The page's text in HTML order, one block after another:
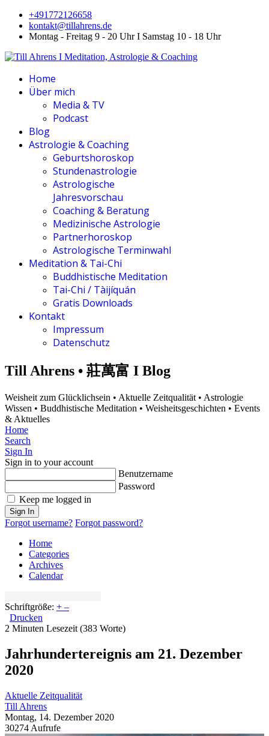
+491772126658
kontakt@tillahrens.de
Montag - Freitag 9 - 20 Uhr I Samstag 10 - 18 Uhr
Home
Über mich
Media & TV
Podcast
Blog
Astrologie & Coaching
Geburtshoroskop
Stundenastrologie
Astrologische
Jahresvorschau
Coaching & Beratung
Medizinische Astrologie
Partnerhoroskop
Astrologische Terminwahl
Meditation & Tai-Chi
Buddhistische Meditation
Tai-Chi / Tàijíquán
Gratis Downloads
Kontakt
Impressum
Datenschutz
Till Ahrens • 莊萬富 I Blog
Weisheit zum Glücklichsein • Aktuelle Zeitqualität • Astrologie
Wissen • Buddhistische Meditation • Weisheitsgeschichten • Events
& Aktuelles
Home
Search
Sign In
Sign in to your account
Benutzername
Password
Keep me logged in
Sign In
Forgot username? Forgot password?
Home
Categories
Archives
Calendar
Schriftgröße: + –
Drucken
2 Minuten Lesezeit (383 Worte)
Jahrhundertereignis am 21. Dezember
2020
Aktuelle Zeitqualität
Till Ahrens
Montag, 14. Dezember 2020
30274 Aufrufe